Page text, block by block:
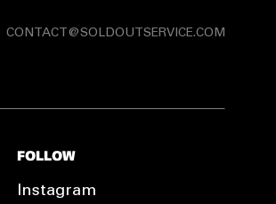
CONTACT@SOLDOUTSERVICE.COM
FOLLOW
Instagram